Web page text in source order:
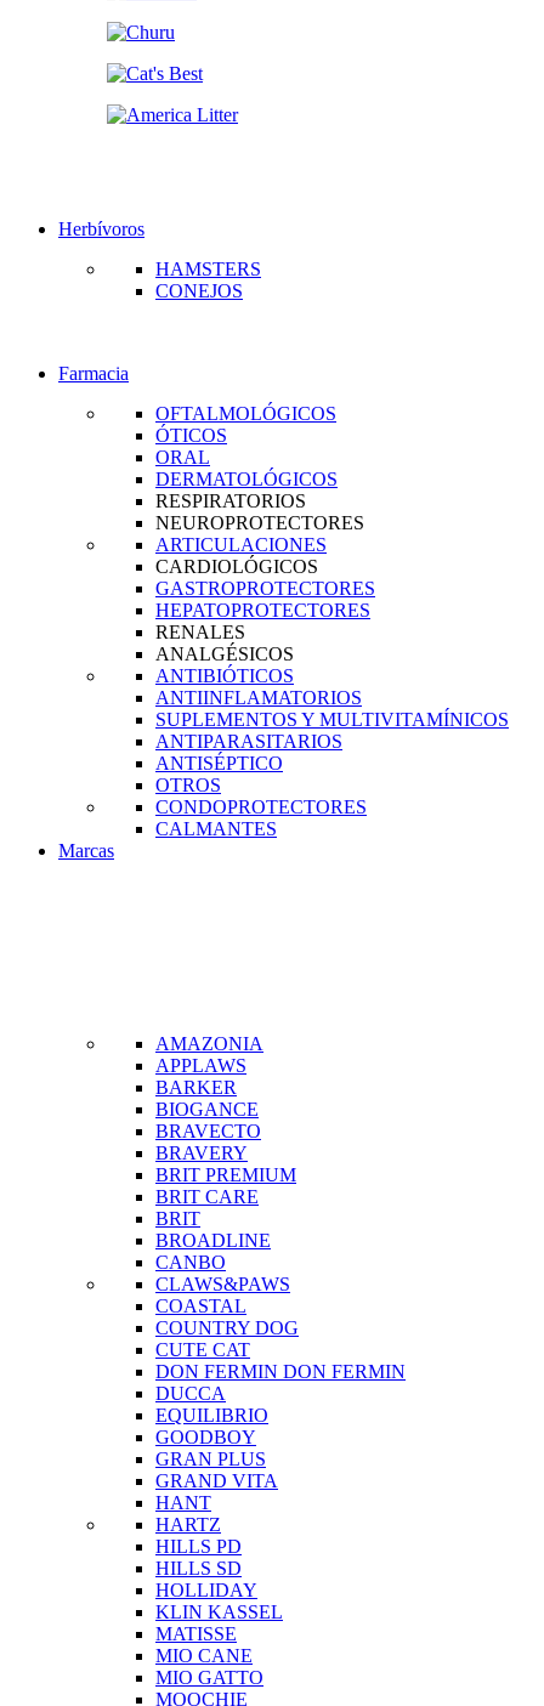
Herbívoros
HAMSTERS
CONEJOS
Farmacia
OFTALMOLÓGICOS
ÓTICOS
ORAL
DERMATOLÓGICOS
RESPIRATORIOS
NEUROPROTECTORES
ARTICULACIONES
CARDIOLÓGICOS
GASTROPROTECTORES
HEPATOPROTECTORES
RENALES
ANALGÉSICOS
ANTIBIÓTICOS
ANTIINFLAMATORIOS
SUPLEMENTOS Y MULTIVITAMÍNICOS
ANTIPARASITARIOS
ANTISÉPTICO
OTROS
CONDOPROTECTORES
CALMANTES
Marcas
AMAZONIA
APPLAWS
BARKER
BIOGANCE
BRAVECTO
BRAVERY
BRIT PREMIUM
BRIT CARE
BRIT
BROADLINE
CANBO
CLAWS&PAWS
COASTAL
COUNTRY DOG
CUTE CAT
DON FERMIN DON FERMIN
DUCCA
EQUILIBRIO
GOODBOY
GRAN PLUS
GRAND VITA
HANT
HARTZ
HILLS PD
HILLS SD
HOLLIDAY
KLIN KASSEL
MATISSE
MIO CANE
MIO GATTO
MOOCHIE